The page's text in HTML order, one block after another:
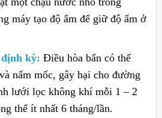
máy tạo độ ẩm để giữ độ ẩm ở
định kỳ: Điều hòa bẩn có thể
nấm mốc, gây hại cho đường
lưới lọc không khí mỗi 1 – 2
thể ít nhất 6 tháng/lần.